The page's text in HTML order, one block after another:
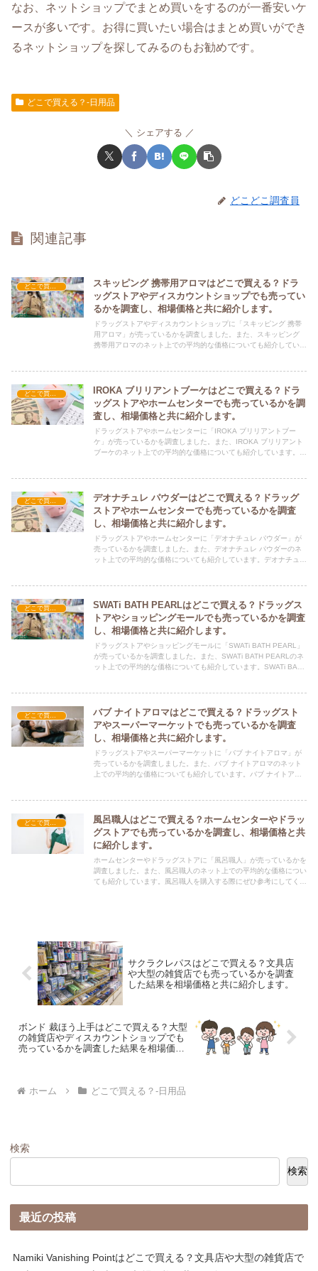
なお、ネットショップでまとめ買いをするのが一番安いケ
ースが多いです。お得に買いたい場合はまとめ買いができ
るネットショップを探してみるのもお勧めです。
どこで買える？-日用品
シェアする
どこどこ調査員
関連記事
どこで買える？-日用品
スキッピング 携帯用アロマはどこで買える？ドラ
ッグストアやディスカウントショップでも売ってい
るかを調査し、相場価格と共に紹介します。
ドラッグストアやディスカウントショップに「スキッピング 携帯
用アロマ」が売っているかを調査しました。また、スキッピング
携帯用アロマのネット上での平均的な価格についても紹介していま
どこで買える？-日用品
IROKA ブリリアントブーケはどこで買える？ドラ
ッグストアやホームセンターでも売っているかを調
査し、相場価格と共に紹介します。
ドラッグストアやホームセンターに「IROKA ブリリアントブー
ケ」が売っているかを調査しました。また、IROKA ブリリアント
ブーケのネット上での平均的な価格についても紹介しています。
どこで買える？-日用品
デオナチュレ パウダーはどこで買える？ドラッグ
ストアやホームセンターでも売っているかを調査
し、相場価格と共に紹介します。
ドラッグストアやホームセンターに「デオナチュレ パウダー」が
売っているかを調査しました。また、デオナチュレ パウダーのネ
ット上での平均的な価格についても紹介しています。デオナチュレ
SWATi BATH PEARLはどこで買える？ドラッグス
トアやショッピングモールでも売っているかを調査
し、相場価格と共に紹介します。
ドラッグストアやショッピングモールに「SWATi BATH PEARL」
が売っているかを調査しました。また、SWATi BATH PEARLのネ
ット上での平均的な価格についても紹介しています。SWATi BATH
バブ ナイトアロマはどこで買える？ドラッグスト
アやスーパーマーケットでも売っているかを調査
し、相場価格と共に紹介します。
ドラッグストアやスーパーマーケットに「バブ ナイトアロマ」が
売っているかを調査しました。また、バブ ナイトアロマのネット
上での平均的な価格についても紹介しています。バブ ナイトアロ
風呂職人はどこで買える？ホームセンターやドラッ
グストアでも売っているかを調査し、相場価格と共
に紹介します。
ホームセンターやドラッグストアに「風呂職人」が売っているかを
調査しました。また、風呂職人のネット上での平均的な価格につい
ても紹介しています。風呂職人を購入する際にぜひ参考にしてくだ
サクラクレパスはどこで買える？文具店
や大型の雑貨店でも売っているかを調査
した結果を相場価格と共に紹介します。
ボンド 裁ほう上手はどこで買える？大型
の雑貨店やディスカウントショップでも
売っているかを調査した結果を相場価格
ホーム どこで買える？-日用品
検索
検索
最近の投稿
Namiki Vanishing Pointはどこで買える？文具店や大型の雑貨店で